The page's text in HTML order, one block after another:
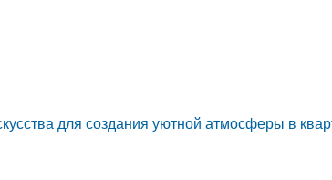
для создания уютной атмосферы в